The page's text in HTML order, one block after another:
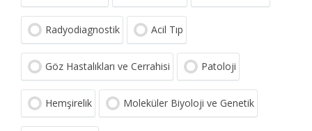
Radyodiagnostik Acil Tıp
Göz Hastalıkları ve Cerrahisi Patoloji
Hemşirelik Moleküler Biyoloji ve Genetik